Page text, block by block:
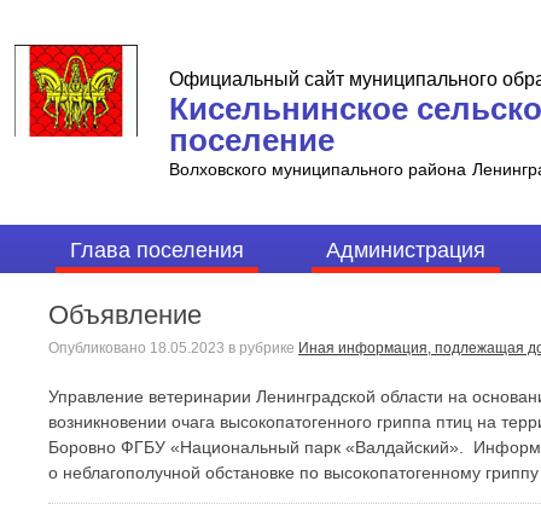
Официальный сайт муниципального
Кисельнинское
поселение
Волховского муниципального района
Глава поселения Администрация
Объявление
Опубликовано 18.05.2023 в рубрике Иная информация, подлежащая
Управление ветеринарии Ленинградской области на
возникновении очага высокопатогенного гриппа птиц на
Боровно ФГБУ «Национальный парк «Валдайский».
о неблагополучной обстановке по высокопатогенному